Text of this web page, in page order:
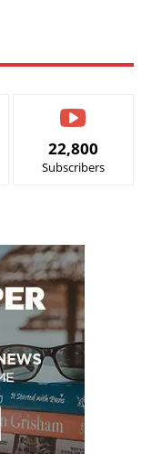
22,800
Subscribers